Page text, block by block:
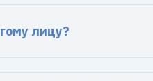
лицу?